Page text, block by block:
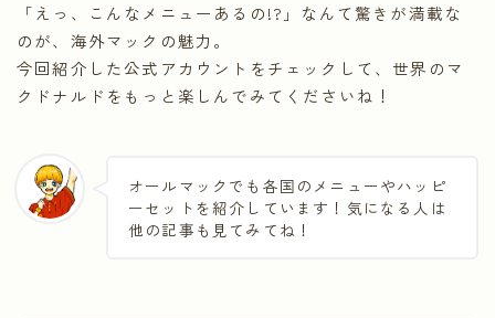
「えっ、こんなメニューあるの!?」なんて驚きが満載な
のが、海外マックの魅力。
今回紹介した公式アカウントをチェックして、世界のマ
クドナルドをもっと楽しんでみてくださいね！
オールマックでも各国のメニューやハッピ
ーセットを紹介しています！気になる人は
他の記事も見てみてね！